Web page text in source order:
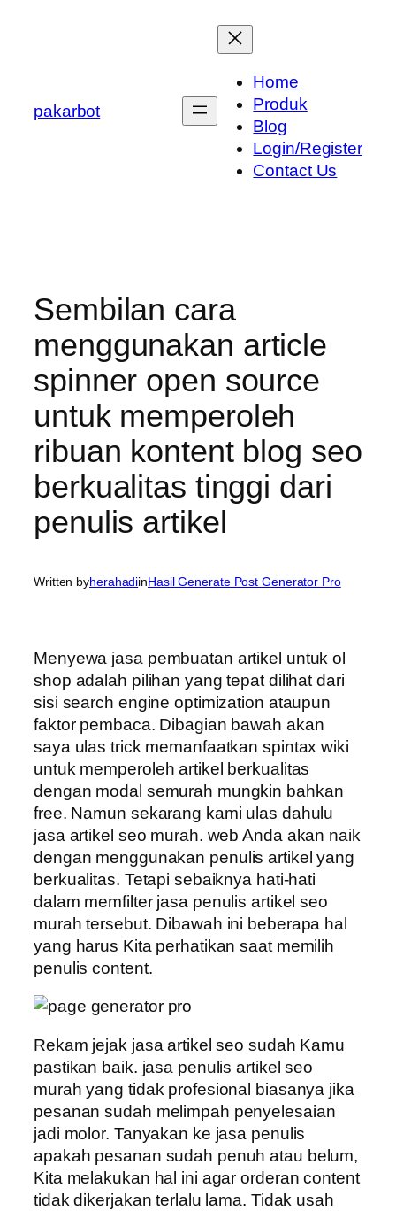
pakarbot
Home
Produk
Blog
Login/Register
Contact Us
Sembilan cara
menggunakan article
spinner open source
untuk memperoleh
ribuan kontent blog seo
berkualitas tinggi dari
penulis artikel
Written byherahadiinHasil Generate Post Generator Pro
Menyewa jasa pembuatan artikel untuk ol
shop adalah pilihan yang tepat dilihat dari
sisi search engine optimization ataupun
faktor pembaca. Dibagian bawah akan
saya ulas trick memanfaatkan spintax wiki
untuk memperoleh artikel berkualitas
dengan modal semurah mungkin bahkan
free. Namun sekarang kami ulas dahulu
jasa artikel seo murah. web Anda akan naik
dengan menggunakan penulis artikel yang
berkualitas. Tetapi sebaiknya hati-hati
dalam memfilter jasa penulis artikel seo
murah tersebut. Dibawah ini beberapa hal
yang harus Kita perhatikan saat memilih
penulis content.
Rekam jejak jasa artikel seo sudah Kamu
pastikan baik. jasa penulis artikel seo
murah yang tidak profesional biasanya jika
pesanan sudah melimpah penyelesaian
jadi molor. Tanyakan ke jasa penulis
apakah pesanan sudah penuh atau belum,
Kita melakukan hal ini agar orderan content
tidak dikerjakan terlalu lama. Tidak usah